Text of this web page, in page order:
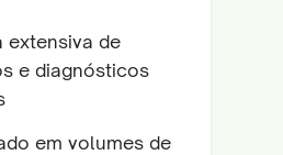
extensiva de
e diagnósticos
em volumes de